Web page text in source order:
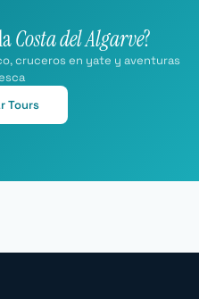
Costa del Algarve?
cruceros en yate y aventuras
Tours